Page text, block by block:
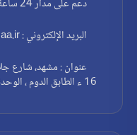
دعم على مدار 24 ساعة : 09127001914
البريد الإلكتروني : info@ajmaa.ir
16 ء الطابق الدوم ، الوحدة 4